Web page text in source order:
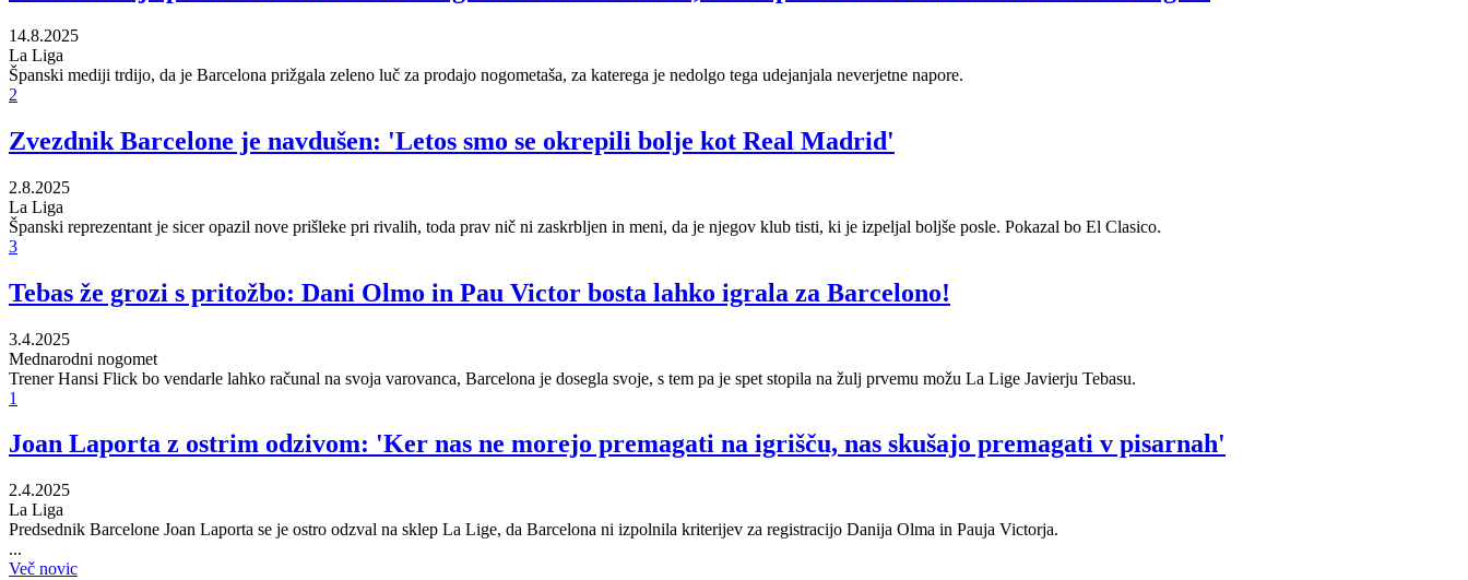
14.8.2025
La Liga
Španski mediji trdijo, da je Barcelona prižgala zeleno luč za prodajo nogometaša, za katerega je nedolgo tega udejanjala neverjetne napore.
2
Zvezdnik Barcelone je navdušen: 'Letos smo se okrepili bolje kot Real Madrid'
2.8.2025
La Liga
Španski reprezentant je sicer opazil nove prišleke pri rivalih, toda prav nič ni zaskrbljen in meni, da je njegov klub tisti, ki je izpeljal boljše posle. Pokazal bo El Clasico.
3
Tebas že grozi s pritožbo: Dani Olmo in Pau Victor bosta lahko igrala za Barcelono!
3.4.2025
Mednarodni nogomet
Trener Hansi Flick bo vendarle lahko računal na svoja varovanca, Barcelona je dosegla svoje, s tem pa je spet stopila na žulj prvemu možu La Lige Javierju Tebasu.
1
Joan Laporta z ostrim odzivom: 'Ker nas ne morejo premagati na igrišču, nas skušajo premagati v pisarnah'
2.4.2025
La Liga
Predsednik Barcelone Joan Laporta se je ostro odzval na sklep La Lige, da Barcelona ni izpolnila kriterijev za registracijo Danija Olma in Pauja Victorja.
...
Več novic